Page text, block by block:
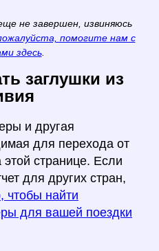
не завершен, извиняюсь
помогите нам с
здесь.
заглушки из
и другая
для перехода от
странице. Если
для других стран,
чтобы найти
для вашей поездки